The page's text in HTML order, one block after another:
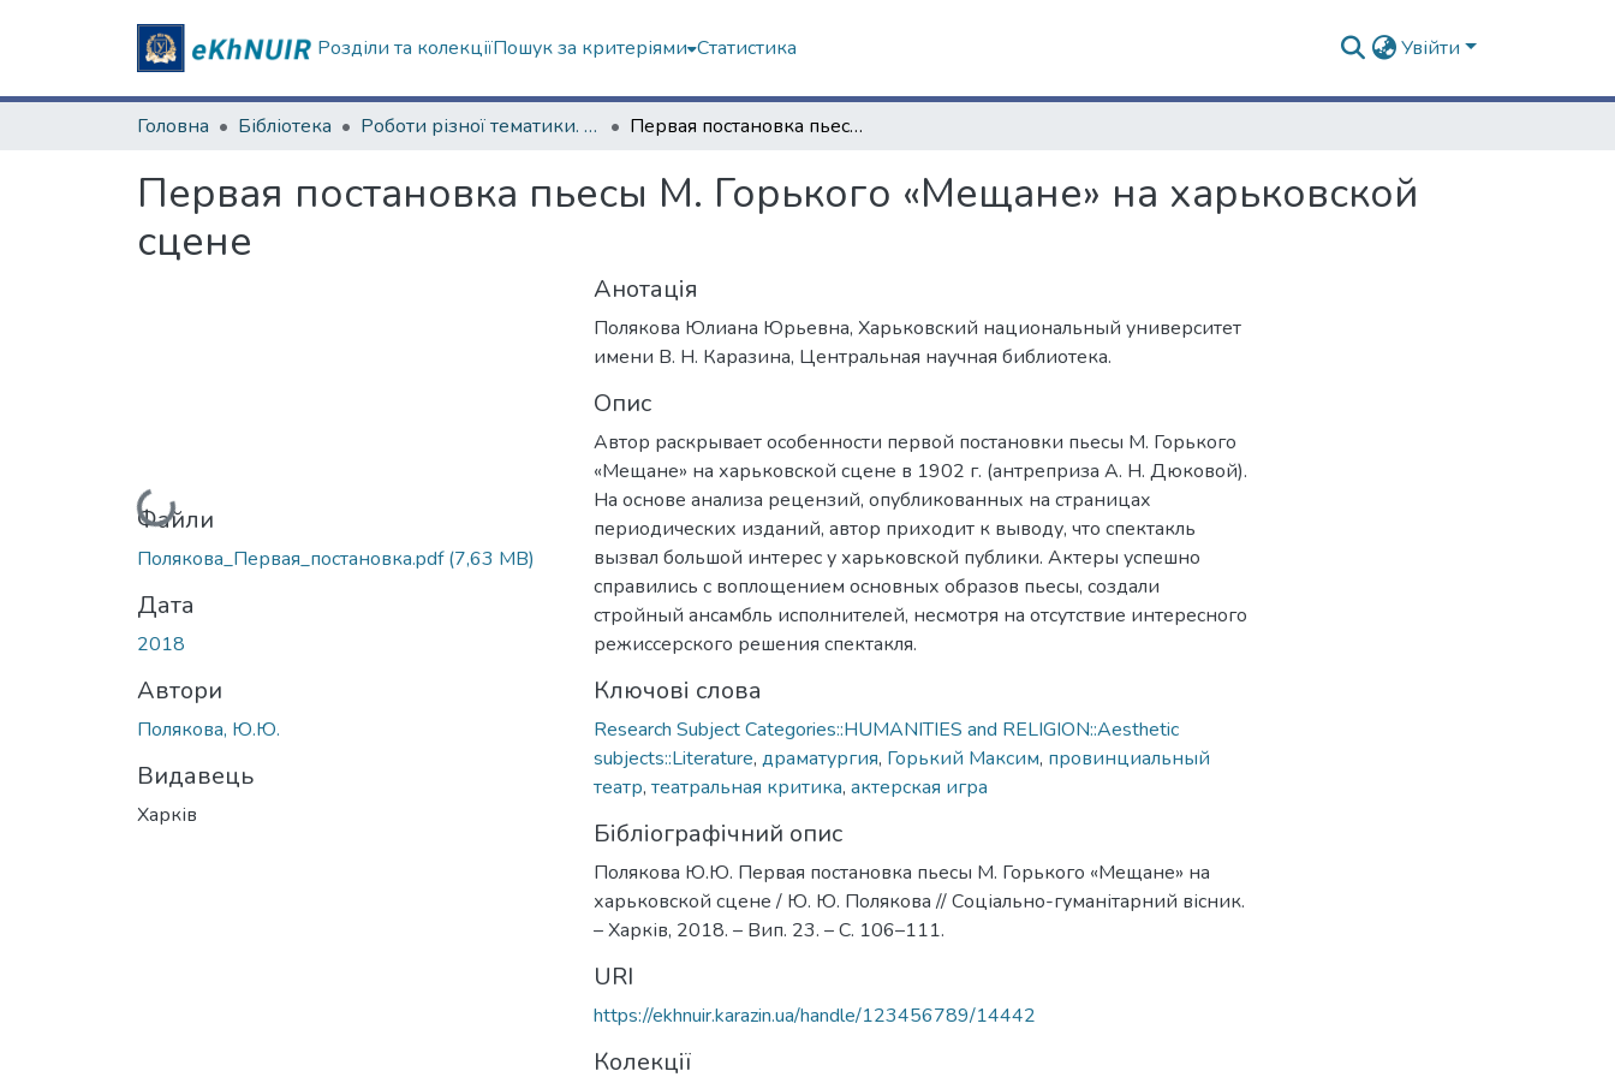
Розділи та колекціїПошук за критеріями Статистика Увійти
Головна Бібліотека Роботи різної тематики. ЦНБ Первая постановка пьесы М. Горького «Мещане» на харьковской сцене
Первая постановка пьесы М. Горького «Мещане» на харьковской
сцене
Вантажиться...
Файли
Полякова_Первая_постановка.pdf(7,63 MB)
Дата
2018
Автори
Полякова, Ю.Ю.
Видавець
Харків
Анотація
Полякова Юлиана Юрьевна, Харьковский национальный университет
имени В. Н. Каразина, Центральная научная библиотека.
Опис
Автор раскрывает особенности первой постановки пьесы М. Горького
«Мещане» на харьковской сцене в 1902 г. (антреприза А. Н. Дюковой).
На основе анализа рецензий, опубликованных на страницах
периодических изданий, автор приходит к выводу, что спектакль
вызвал большой интерес у харьковской публики. Актеры успешно
справились с воплощением основных образов пьесы, создали
стройный ансамбль исполнителей, несмотря на отсутствие интересного
режиссерского решения спектакля.
Ключові слова
Research Subject Categories::HUMANITIES and RELIGION::Aesthetic
subjects::Literature, драматургия, Горький Максим, провинциальный
театр, театральная критика, актерская игра
Бібліографічний опис
Полякова Ю.Ю. Первая постановка пьесы М. Горького «Мещане» на
харьковской сцене / Ю. Ю. Полякова // Соціально-гуманітарний вісник.
– Харків, 2018. – Вип. 23. – С. 106–111.
URI
https://ekhnuir.karazin.ua/handle/123456789/14442
Колекції